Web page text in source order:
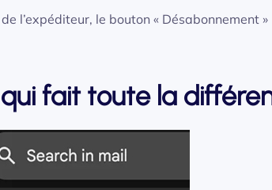
l’expéditeur, le bouton « Désabonnement »
fait toute la